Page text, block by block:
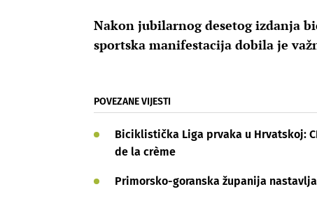
Nakon jubilarnog desetog izdanja
sportska manifestacija dobila je
POVEZANE VIJESTI
Biciklistička Liga prvaka u Hrvatskoj:
de la crème
Primorsko-goranska županija